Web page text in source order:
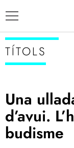
TÍTOLS
AUTORS
ENSENYAMENT
TÍTOLS
Una
d’avui.
budisme